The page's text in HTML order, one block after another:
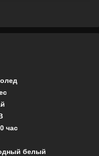
час
белый